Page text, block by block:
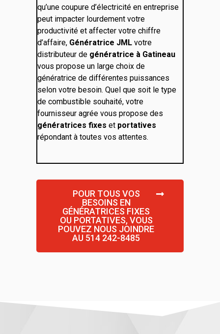
qu’une coupure d’électricité en entreprise
peut impacter lourdement votre
productivité et affecter votre chiffre
d’affaire, Génératrice JML votre
distributeur de génératrice à Gatineau
vous propose un large choix de
génératrice de différentes puissances
selon votre besoin. Quel que soit le type
de combustible souhaité, votre
fournisseur agrée vous propose des
génératrices fixes et portatives
répondant à toutes vos attentes.
POUR TOUS VOS
BESOINS EN
GÉNÉRATRICES FIXES
OU PORTATIVES, VOUS
POUVEZ NOUS JOINDRE
AU 514 242-8485